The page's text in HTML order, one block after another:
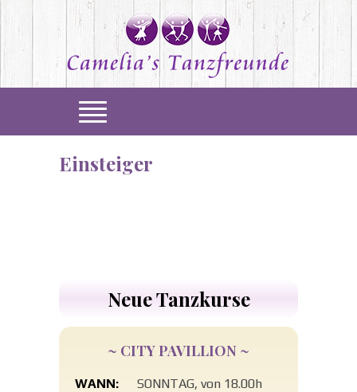
Einsteiger
Neue Tanzkurse
~ CITY PAVILLION ~
WANN:
SONNTAG, von 18.00h